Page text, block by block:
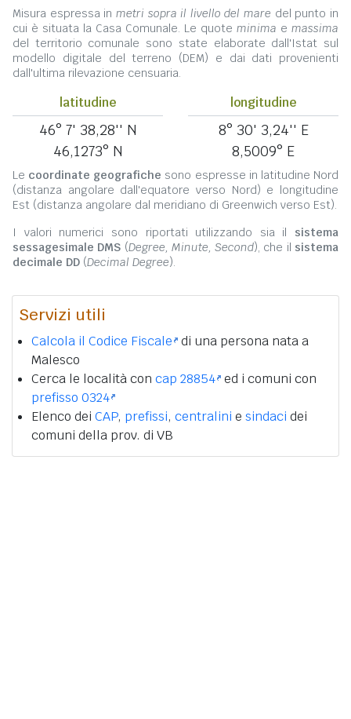
Misura espressa in metri sopra il livello del mare del punto in
cui è situata la Casa Comunale. Le quote minima e massima
del territorio comunale sono state elaborate dall'Istat sul
modello digitale del terreno (DEM) e dai dati provenienti
dall'ultima rilevazione censuaria.
latitudine
46° 7' 38,28'' N
46,1273° N
longitudine
8° 30' 3,24'' E
8,5009° E
Le coordinate geografiche sono espresse in latitudine Nord
(distanza angolare dall'equatore verso Nord) e longitudine
Est (distanza angolare dal meridiano di Greenwich verso Est).
I valori numerici sono riportati utilizzando sia il sistema
sessagesimale DMS (Degree, Minute, Second), che il sistema
decimale DD (Decimal Degree).
Servizi utili
Calcola il Codice Fiscale di una persona nata a
Malesco
Cerca le località con cap 28854 ed i comuni con
prefisso 0324
Elenco dei CAP, prefissi, centralini e sindaci dei
comuni della prov. di VB